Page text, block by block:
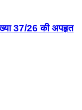
37/26 की अपहृत